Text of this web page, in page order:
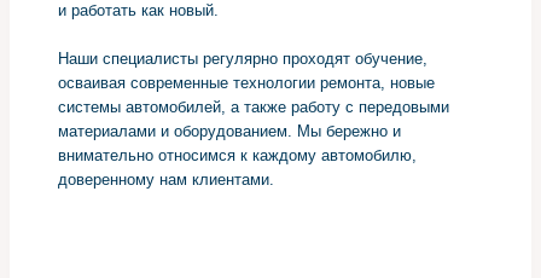
и работать как новый.
Наши специалисты регулярно проходят обучение,
осваивая современные технологии ремонта, новые
системы автомобилей, а также работу с передовыми
материалами и оборудованием. Мы бережно и
внимательно относимся к каждому автомобилю,
доверенному нам клиентами.